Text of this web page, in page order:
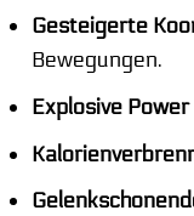
Gesteigerte
Bewegungen.
Explosive